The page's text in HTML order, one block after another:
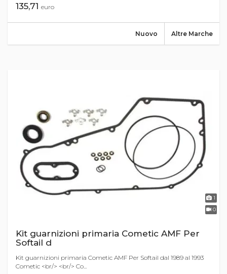
135,71 euro
Altre Marche
Nuovo
1
0
Kit guarnizioni primaria Cometic AMF Per
Softail d
Kit guarnizioni primaria Cometic AMF Per Softail dal 1989 al 1993
Cometic <br/> <br/> Co...